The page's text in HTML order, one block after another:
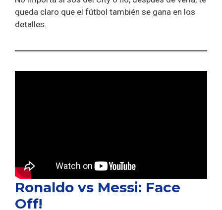
queda claro que el fútbol también se gana en los
detalles.
Ronaldo vs Messi: Face
Off!